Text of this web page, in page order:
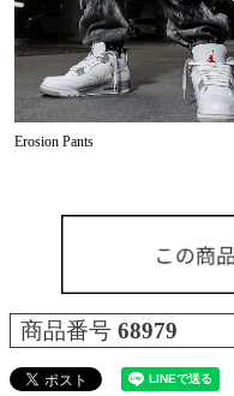
Erosion Pants
商品番号 68979